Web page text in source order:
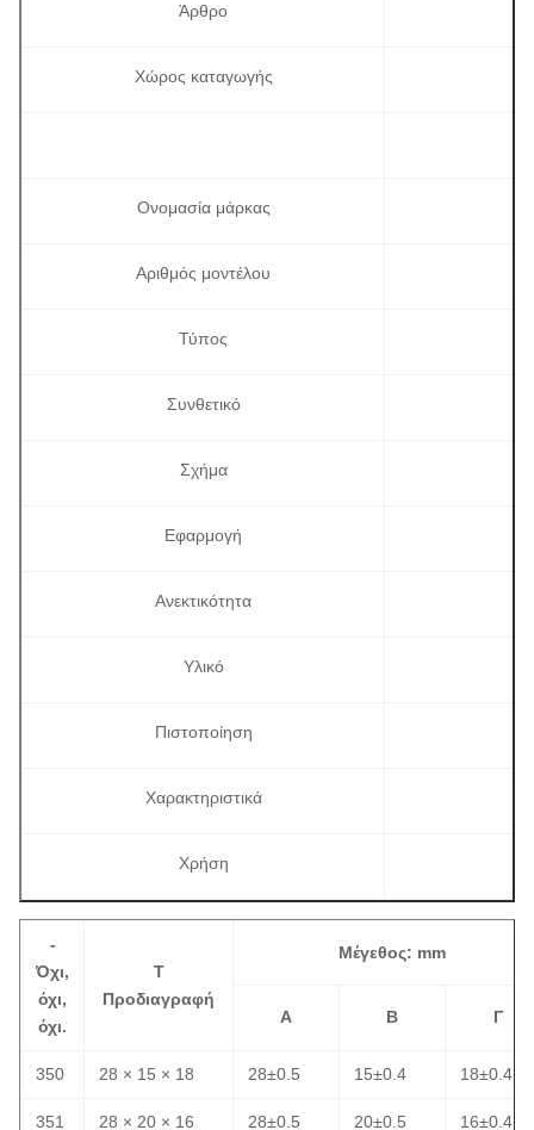
Άρθρο
Χώρος καταγωγής
Ονομασία μάρκας
Αριθμός μοντέλου
Τύπος
Συνθετικό
Σχήμα
Εφαρμογή
Ανεκτικότητα
Υλικό
Πιστοποίηση
Χαρακτηριστικά
Χρήση
-
Όχι,
όχι,
όχι.
Τ
Προδιαγραφή
Μέγεθος: mm
Α Β Γ
350 28 × 15 × 18 28±0.5 15±0.4 18±0.4
351 28 × 20 × 16 28±0.5 20±0.5 16±0.4